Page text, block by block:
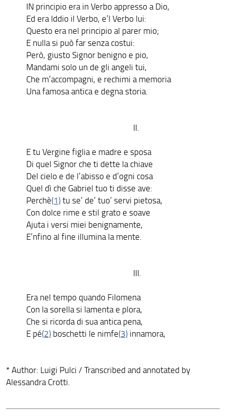
IN principio era in Verbo appresso a Dio,
Ed era Iddio il Verbo, e’l Verbo lui:
Questo era nel principio al parer mio;
E nulla si può far senza costui:
Però, giusto Signor benigno e pio,
Mandami solo un de gli angeli tui,
Che m’accompagni, e rechimi a memoria
Una famosa antica e degna storia.
II.
E tu Vergine figlia e madre e sposa
Di quel Signor che ti dette la chiave
Del cielo e de l’abisso e d’ogni cosa
Quel dì che Gabriel tuo ti disse ave:
Perchè(1)tu se’ de’ tuo’ servi pietosa,
Con dolce rime e stil grato e soave
Ajuta i versi miei benignamente,
E’nfino al fine illumina la mente.
III.
Era nel tempo quando Filomena
Con la sorella si lamenta e plora,
Che si ricorda di sua antica pena,
E pé(2)boschetti le nimfe(3)innamora,
* Author: Luigi Pulci / Transcribed and annotated by
Alessandra Crotti.